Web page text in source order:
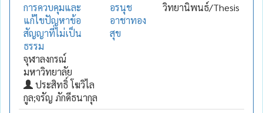
การควบคุมและ
แก้ไขปัญหาข้อ
สัญญาที่ไม่เป็น
ธรรม
จุฬาลงกรณ์
มหาวิทยาลัย
ประสิทธิ์ โฆวิไล
กูล;จรัญ ภักดีธนากุล
อรนุช
อาชาทอง
สุข
วิทยานิพนธ์/Thesis